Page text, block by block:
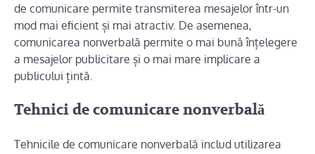
de comunicare permite transmiterea mesajelor într-un
mod mai eficient și mai atractiv. De asemenea,
comunicarea nonverbală permite o mai bună înțelegere
a mesajelor publicitare și o mai mare implicare a
publicului țintă.
Tehnici de comunicare nonverbală
Tehnicile de comunicare nonverbală includ utilizarea